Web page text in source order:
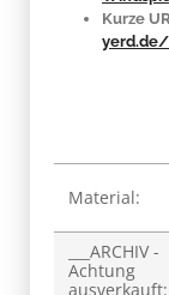
Kurze
yerd.de/
Material:
___ARCHIV -
Achtung
ausverkauft: